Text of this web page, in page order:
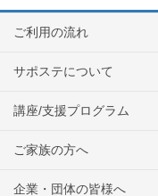
ご利用の流れ
サポステについて
講座/支援プログラム
ご家族の方へ
企業・団体の皆様へ